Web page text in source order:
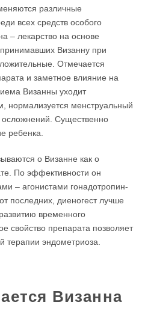
различные
всех средств особого
– лекарство на основе
Визанну при
Отмечается
и заметное влияние на
Визанны уходит
нормализуется менструальный
осложнений. Существенно
ребенка.
о Визанне как о
По эффективности он
– агонистами гонадотропин-
последних, диеногест лучше
временного
свойство препарата позволяет
терапии эндометриоза.
Визанна